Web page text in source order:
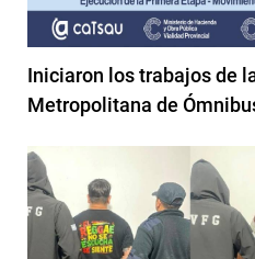
Iniciaron los trabajos de
Metropolitana de